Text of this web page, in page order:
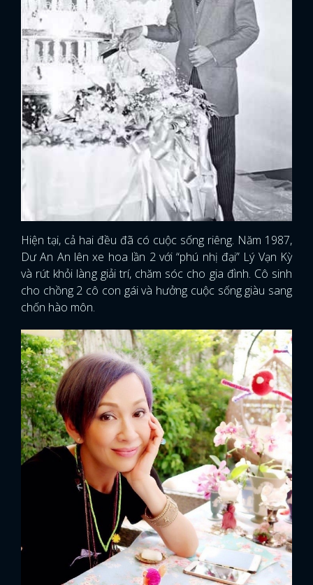
Hiện tại, cả hai đều đã có cuộc sống riêng. Năm 1987,
Dư An An lên xe hoa lần 2 với “phú nhị đại” Lý Vạn Kỳ
và rút khỏi làng giải trí, chăm sóc cho gia đình. Cô sinh
cho chồng 2 cô con gái và hưởng cuộc sống giàu sang
chốn hào môn.